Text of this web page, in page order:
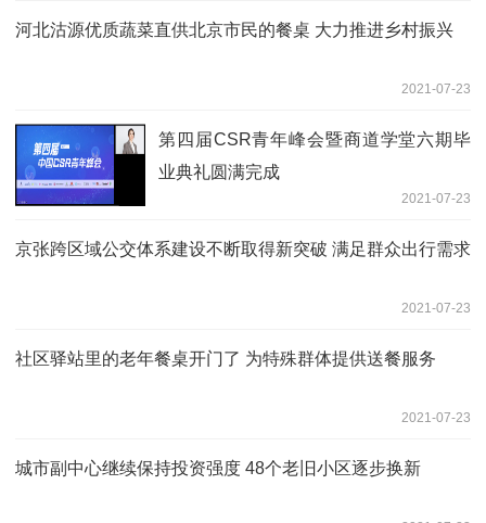
河北沽源优质蔬菜直供北京市民的餐桌 大力推进乡村振兴
2021-07-23
第四届CSR青年峰会暨商道学堂六期毕
业典礼圆满完成
2021-07-23
京张跨区域公交体系建设不断取得新突破 满足群众出行需求
2021-07-23
社区驿站里的老年餐桌开门了 为特殊群体提供送餐服务
2021-07-23
城市副中心继续保持投资强度 48个老旧小区逐步换新